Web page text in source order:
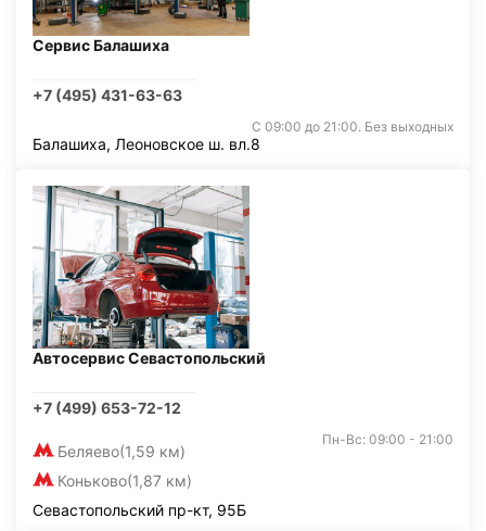
Сервис Балашиха
+7 (495) 431-63-63
С 09:00 до 21:00. Без выходных
Балашиха, Леоновское ш. вл.8
Автосервис Севастопольский
+7 (499) 653-72-12
Беляево(1,59 км)
Коньково(1,87 км)
Пн-Вс: 09:00 - 21:00
Севастопольский пр-кт, 95Б